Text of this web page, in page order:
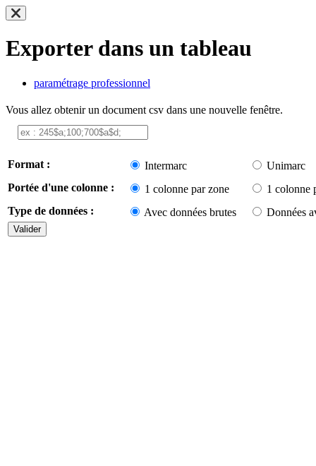
Exporter dans un tableau
paramétrage professionnel
Vous allez obtenir un document csv dans une nouvelle fenêtre.
Format : Intermarc
Unimarc
Portée d'une colonne :
1 colonne par zone
1 colonne
Type de données :
Avec données brutes Données